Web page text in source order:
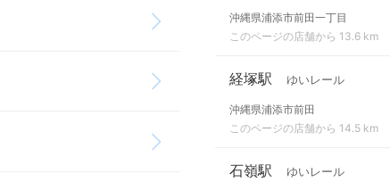
沖縄県浦添市前田一丁目
このページの店舗から 13.6 km
経塚駅 ゆいレール
沖縄県浦添市前田
このページの店舗から 14.5 km
石嶺駅 ゆいレール